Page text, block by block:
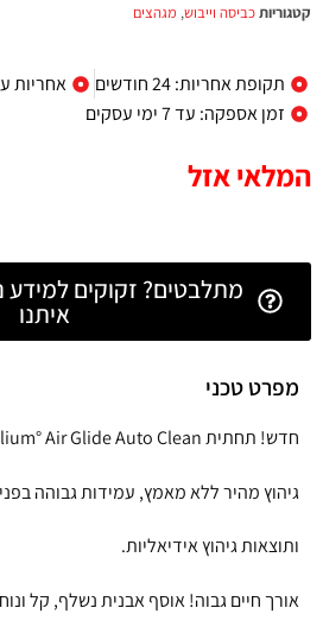
קטגוריותכביסה וייבוש, מגהצים
תקופת אחריות: 24 חודשים
אחריות
זמן אספקה: עד 7 ימי עסקים
המלאי אזל
מתלבטים? זקוקים למידע
איתנו
מפרט טכני
חדש! תחתית Durilium° Air Glide Auto Clean ייחודית לטפאל:
גיהוץ מהיר ללא מאמץ, עמידות גבוהה
ותוצאות גיהוץ אידיאליות.
אורך חיים גבוה! אוסף אבנית נשלף, קל